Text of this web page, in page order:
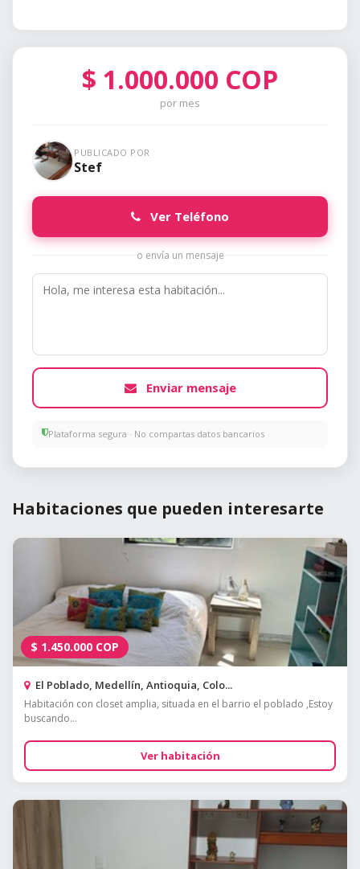
$ 1.000.000 COP
por mes
PUBLICADO POR
Stef
Ver Teléfono
o envía un mensaje
Enviar mensaje
Plataforma segura · No compartas datos bancarios
Habitaciones que pueden interesarte
$ 1.450.000 COP
El Poblado, Medellín, Antioquia, Colo...
Habitación con closet amplia, situada en el barrio el poblado ,Estoy
buscando...
Ver habitación